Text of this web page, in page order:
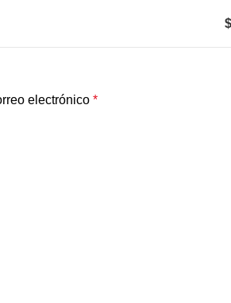
$
electrónico *